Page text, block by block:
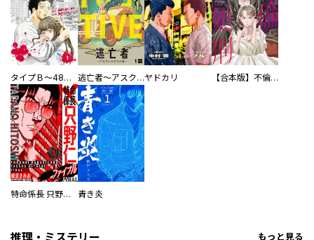
タイプＢ～48時間後、致死率100％～【単話】 逃亡者～アスクレピオスの杖～ヤドカリ 【合本版】不倫処刑
特命係長 只野仁ファイナル 愛蔵版 青き炎
推理・ミステリー もっと見る